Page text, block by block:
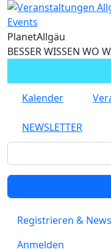
Direkt zum Inhalt
PlanetAllgäu
BESSER WISSEN WO
Kalender
NEWSLETTER
Registrieren &
Anmelden